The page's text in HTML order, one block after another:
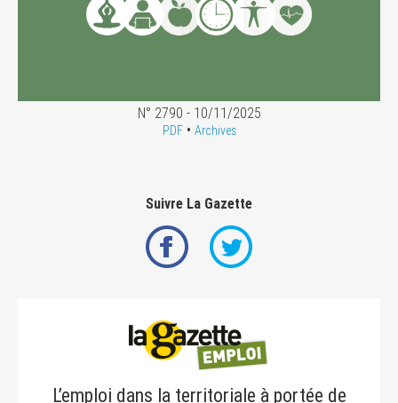
N° 2790 - 10/11/2025
PDF• Archives
Suivre La Gazette
L’emploi dans la territoriale à portée de